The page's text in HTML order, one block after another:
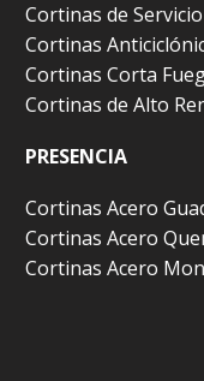
Cortinas de Servicio
Cortinas
Cortinas Corta
Cortinas de Alto
PRESENCIA
Cortinas Acero
Cortinas Acero
Cortinas Acero